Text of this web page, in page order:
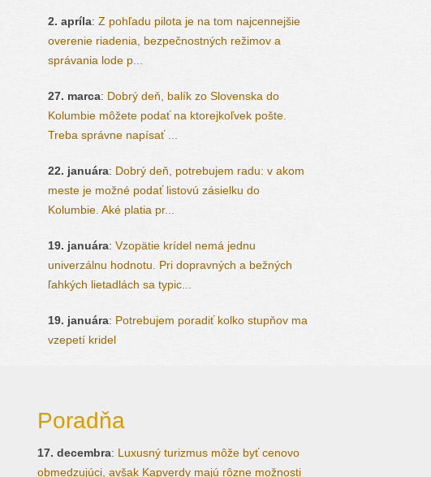
2. apríla: Z pohľadu pilota je na tom najcennejšie
overenie riadenia, bezpečnostných režimov a
správania lode p...
27. marca: Dobrý deň, balík zo Slovenska do
Kolumbie môžete podať na ktorejkoľvek pošte.
Treba správne napísať ...
22. januára: Dobrý deň, potrebujem radu: v akom
meste je možné podať listovú zásielku do
Kolumbie. Aké platia pr...
19. januára: Vzopätie krídel nemá jednu
univerzálnu hodnotu. Pri dopravných a bežných
ľahkých lietadlách sa typic...
19. januára: Potrebujem poradiť kolko stupňov ma
vzepetí kridel
Poradňa
17. decembra: Luxusný turizmus môže byť cenovo
obmedzujúci, avšak Kapverdy majú rôzne možnosti